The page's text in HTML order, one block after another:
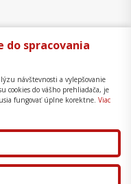
Správa cookies
Mapa stránky
Coaching College,
systém
do spracovania
návštevnosti a vylepšovanie
cookies do vášho prehliadača, je
fungovať úplne korektne. Viac